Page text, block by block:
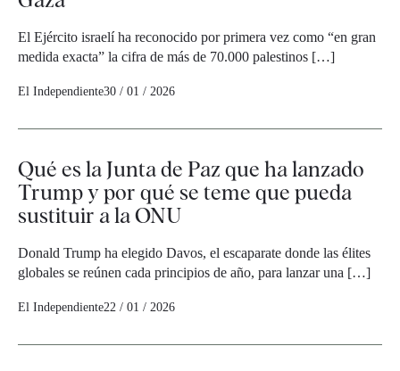
El Ejército israelí ha reconocido por primera vez como “en gran
medida exacta” la cifra de más de 70.000 palestinos […]
El Independiente30 / 01 / 2026
Qué es la Junta de Paz que ha lanzado
Trump y por qué se teme que pueda
sustituir a la ONU
Donald Trump ha elegido Davos, el escaparate donde las élites
globales se reúnen cada principios de año, para lanzar una […]
El Independiente22 / 01 / 2026